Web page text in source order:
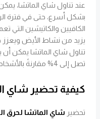
عند تناول شاي الماتشا،
بشكل أسرع، حتى في فترة
الكافيين والكاتيشين التي
يزيد من نشاط الأيض ويعزز
تناول شاي الماتشا يمكن
تصل إلى 4% مقارنةً بالأشخاص الذين لا يتناولونه.
كيفية تحضير شاي
تحضير شاي الماتشا لحرق